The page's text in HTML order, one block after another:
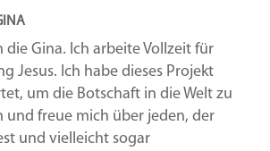
die Gina. Ich arbeite Vollzeit für
Jesus. Ich habe dieses Projekt
um die Botschaft in die Welt zu
und freue mich über jeden, der
und vielleicht sogar